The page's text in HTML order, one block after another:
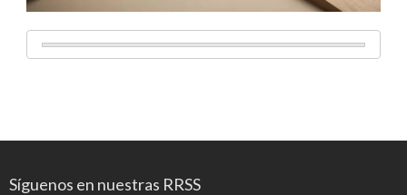
Síguenos en nuestras RRSS